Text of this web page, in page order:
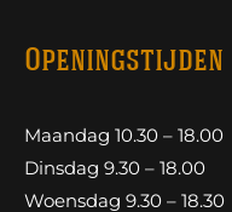
Openingstijden
Maandag 10.30 – 18.00
Dinsdag 9.30 – 18.00
Woensdag 9.30 – 18.30